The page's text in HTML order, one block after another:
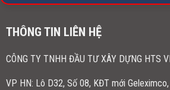
THÔNG TIN LIÊN HỆ
CÔNG TY TNHH ĐẦU TƯ XÂY DỰNG HTS
VP HN: Lô D32, Số 08, KĐT mới